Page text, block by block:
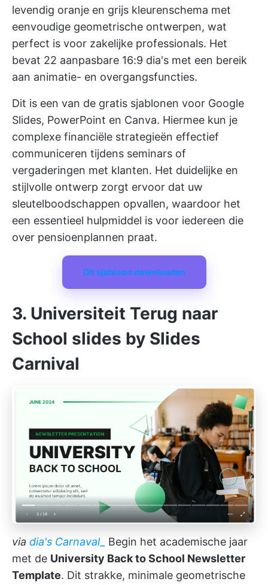
levendig oranje en grijs kleurenschema met
eenvoudige geometrische ontwerpen, wat
perfect is voor zakelijke professionals. Het
bevat 22 aanpasbare 16:9 dia's met een bereik
aan animatie- en overgangsfuncties.
Dit is een van de gratis sjablonen voor Google
Slides, PowerPoint en Canva. Hiermee kun je
complexe financiële strategieën effectief
communiceren tijdens seminars of
vergaderingen met klanten. Het duidelijke en
stijlvolle ontwerp zorgt ervoor dat uw
sleutelboodschappen opvallen, waardoor het
een essentieel hulpmiddel is voor iedereen die
over pensioenplannen praat.
Dit sjabloon downloaden
3. Universiteit Terug naar
School slides by Slides
Carnival
via dia's Carnaval_
Begin het academische jaar
met de University Back to School Newsletter
Template. Dit strakke, minimale geometrische